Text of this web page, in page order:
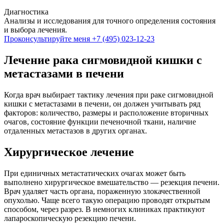
Диагностика
Анализы и исследования для точного определения состояния
и выбора лечения.
Проконсультируйте меня +7 (495) 023-12-23
Лечение рака сигмовидной кишки с
метастазами в печени
Когда врач выбирает тактику лечения при раке сигмовидной
кишки с метастазами в печени, он должен учитывать ряд
факторов: количество, размеры и расположение вторичных
очагов, состояние функции печеночной ткани, наличие
отдаленных метастазов в других органах.
Хирургическое лечение
При единичных метастатических очагах может быть
выполнено хирургическое вмешательство — резекция печени.
Врач удаляет часть органа, пораженную злокачественной
опухолью. Чаще всего такую операцию проводят открытым
способом, через разрез. В немногих клиниках практикуют
лапароскопическую резекцию печени.